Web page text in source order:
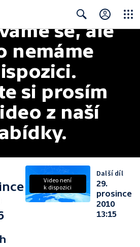
Search
se, ale
nemáme
si prosím
z naší
Video není
k dispozici
Další díl
29.
prosince
2010
13:15